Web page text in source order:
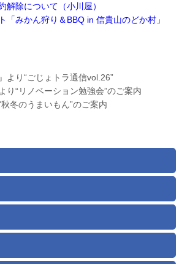
除について（小川屋）
みかん狩り＆BBQ in 信貴山のどか村」
より“ごじょトラ通信vol.26”
り“リノベーション勉強会”のご案内
冬のうまいもん”のご案内